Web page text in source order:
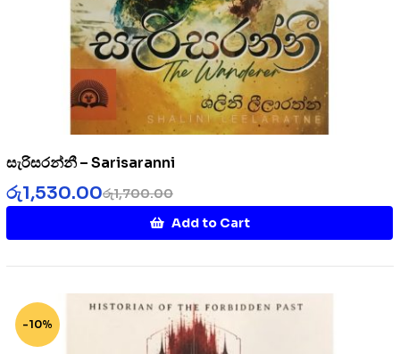
සැරිසරන්නී – Sarisaranni
රු1,700.00
රු1,530.00
Add to Cart
-10%